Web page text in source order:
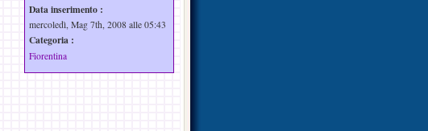
Data inserimento :
mercoledì, Mag 7th, 2008 alle 05:43
Categoria :
Fiorentina